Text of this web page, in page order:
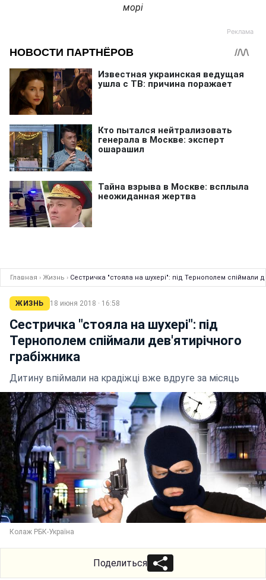
морі
Главная › Жизнь › Сестричка "стояла на шухері": під Тернополем спіймали
ЖИЗНЬ 18 июня 2018 · 16:58
Сестричка "стояла на шухері": під
Тернополем спіймали дев'ятирічного
грабіжника
Дитину впіймали на крадіжці вже вдруге за місяць
Колаж РБК-Україна
Поделиться